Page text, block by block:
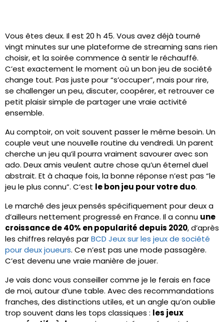
Vous êtes deux. Il est 20 h 45. Vous avez déjà tourné
vingt minutes sur une plateforme de streaming sans rien
choisir, et la soirée commence à sentir le réchauffé.
C’est exactement le moment où un bon jeu de société
change tout. Pas juste pour “s’occuper”, mais pour rire,
se challenger un peu, discuter, coopérer, et retrouver ce
petit plaisir simple de partager une vraie activité
ensemble.
Au comptoir, on voit souvent passer le même besoin. Un
couple veut une nouvelle routine du vendredi. Un parent
cherche un jeu qu’il pourra vraiment savourer avec son
ado. Deux amis veulent autre chose qu’un éternel duel
abstrait. Et à chaque fois, la bonne réponse n’est pas “le
jeu le plus connu”. C’est le bon jeu pour votre duo.
Le marché des jeux pensés spécifiquement pour deux a
d’ailleurs nettement progressé en France. Il a connu une
croissance de 40% en popularité depuis 2020, d’après
les chiffres relayés parBCD Jeux sur les jeux de société
pour deux joueurs. Ce n’est pas une mode passagère.
C’est devenu une vraie manière de jouer.
Je vais donc vous conseiller comme je le ferais en face
de moi, autour d’une table. Avec des recommandations
franches, des distinctions utiles, et un angle qu’on oublie
trop souvent dans les tops classiques : les jeux